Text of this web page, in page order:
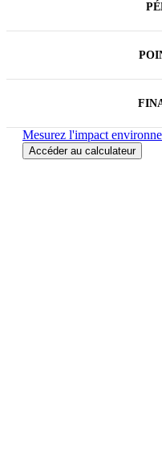
Mesurez l'impact
Accéder au calculateur